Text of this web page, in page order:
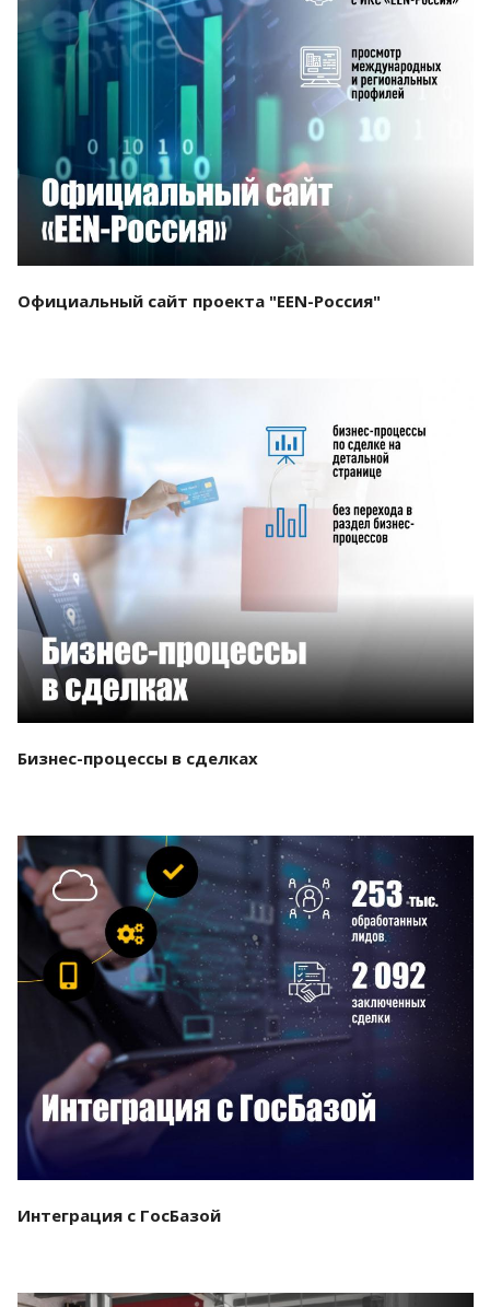
Смотреть проект
Официальный сайт проекта "EEN-Россия"
Бизнес-процессы в сделках
Смотреть проект
Интеграция с ГосБазой